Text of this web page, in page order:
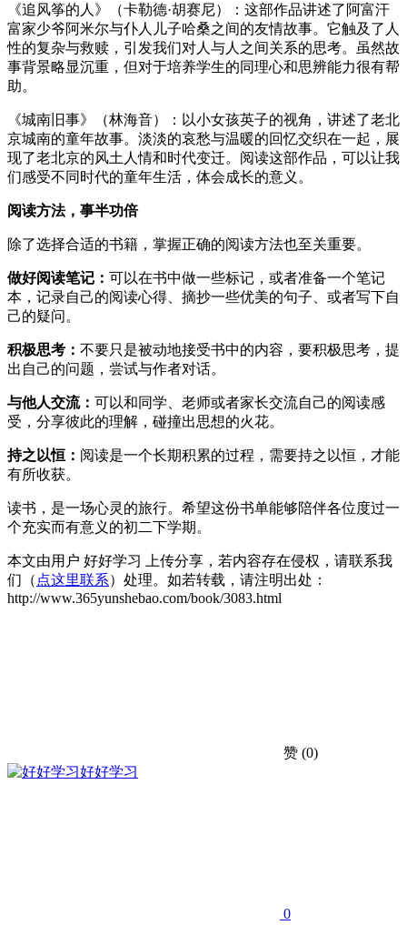
《追风筝的人》（卡勒德·胡赛尼）：这部作品讲述了阿富汗
富家少爷阿米尔与仆人儿子哈桑之间的友情故事。它触及了人
性的复杂与救赎，引发我们对人与人之间关系的思考。虽然故
事背景略显沉重，但对于培养学生的同理心和思辨能力很有帮
助。
《城南旧事》（林海音）：以小女孩英子的视角，讲述了老北
京城南的童年故事。淡淡的哀愁与温暖的回忆交织在一起，展
现了老北京的风土人情和时代变迁。阅读这部作品，可以让我
们感受不同时代的童年生活，体会成长的意义。
阅读方法，事半功倍
除了选择合适的书籍，掌握正确的阅读方法也至关重要。
做好阅读笔记： 可以在书中做一些标记，或者准备一个笔记
本，记录自己的阅读心得、摘抄一些优美的句子、或者写下自
己的疑问。
积极思考： 不要只是被动地接受书中的内容，要积极思考，提
出自己的问题，尝试与作者对话。
与他人交流： 可以和同学、老师或者家长交流自己的阅读感
受，分享彼此的理解，碰撞出思想的火花。
持之以恒： 阅读是一个长期积累的过程，需要持之以恒，才能
有所收获。
读书，是一场心灵的旅行。希望这份书单能够陪伴各位度过一
个充实而有意义的初二下学期。
本文由用户 好好学习 上传分享，若内容存在侵权，请联系我
们（ 点这里联系）处理。如若转载，请注明出处：
http://www.365yunshebao.com/book/3083.html
赞 (0)
好好学习
0